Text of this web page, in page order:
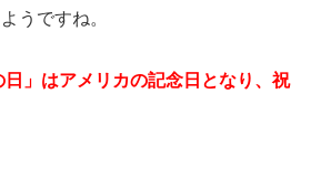
うですね。
」はアメリカの記念日となり、祝